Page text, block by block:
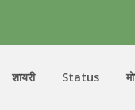
शायरी Status